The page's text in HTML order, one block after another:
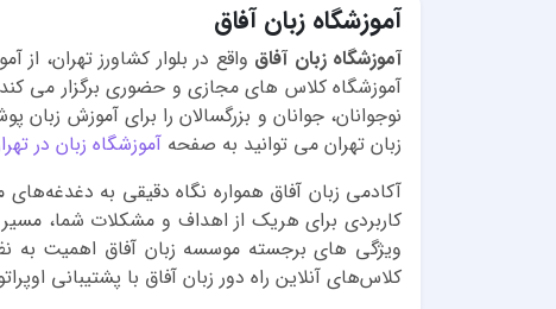
آموزشگاه زبان آفاق
آموزشگاه زبان آفاق واقع در بلوار کشاورز تهران،
آموزشگاه کلاس های مجازی و حضوری برگزار می
نوجوانان، جوانان و بزرگسالان را برای آموزش
زبان تهران می توانید به صفحه آموزشگاه زبان در
آکادمی زبان آفاق همواره نگاه دقیقی به
کاربردی برای هریک از اهداف و مشکلات شما،
ویژگی های برجسته موسسه زبان آفاق اهمیت به
کلاس‌های آنلاین راه دور زبان آفاق با پشتیبانی